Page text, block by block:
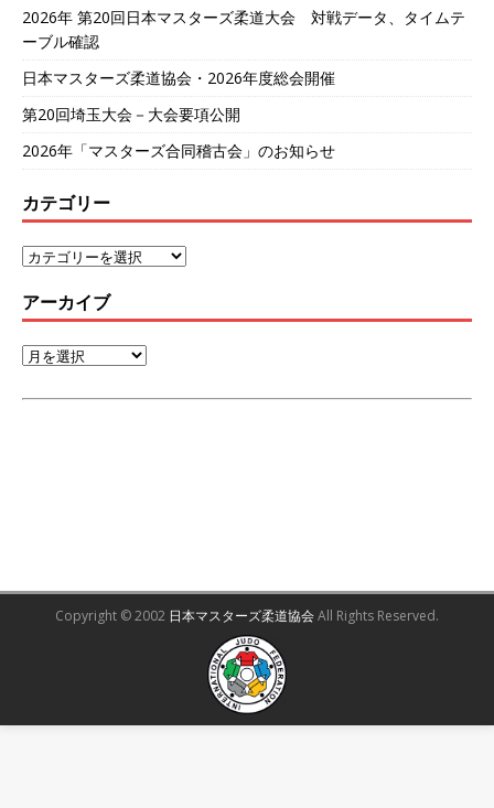
2026年 第20回日本マスターズ柔道大会 対戦データ、タイムテ
ーブル確認
日本マスターズ柔道協会・2026年度総会開催
第20回埼玉大会－大会要項公開
2026年「マスターズ合同稽古会」のお知らせ
カテゴリー
アーカイブ
Copyright © 2002 日本マスターズ柔道協会All Rights Reserved.